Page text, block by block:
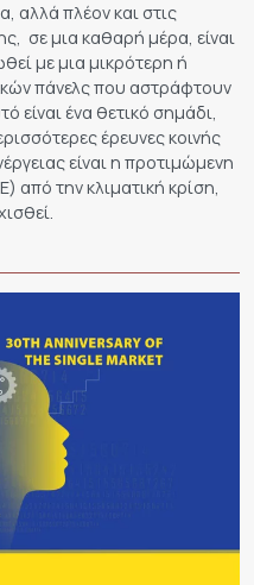
αλλά πλέον και στις
σε μια καθαρή μέρα, είναι
με μια μικρότερη ή
πάνελς που αστράφτουν
είναι ένα θετικό σημάδι,
έρευνες κοινής
είναι η προτιμώμενη
από την κλιματική κρίση,